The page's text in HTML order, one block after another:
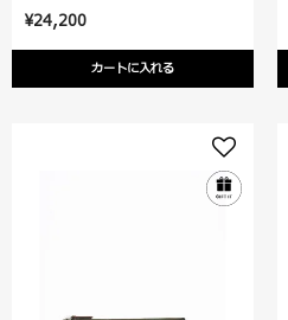
¥24,200
カートに入れる